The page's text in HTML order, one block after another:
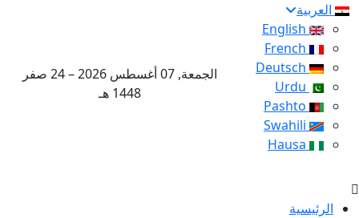
العربية
الجمعة, 07 أغسطس 2026 – 24 صفر
1448 هـ
الرئيسية